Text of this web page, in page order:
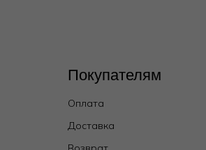
Покупателям
Оплата
Доставка